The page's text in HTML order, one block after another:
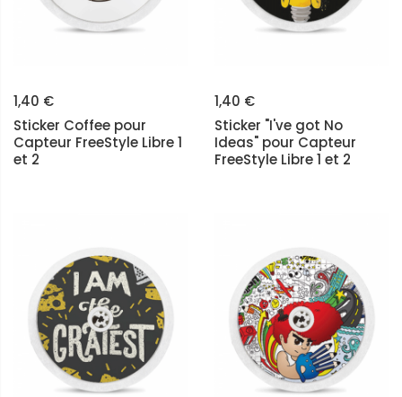
1,40 €
Sticker Coffee pour
Capteur FreeStyle Libre 1
et 2
1,40 €
Sticker "I've got No
Ideas" pour Capteur
FreeStyle Libre 1 et 2